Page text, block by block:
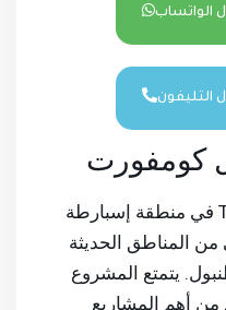
الواتساب
التليفون
كومفورت
يتواجد مشروع Tual Comfort في منطقة إسبارطة
من المناطق الحديثة
يتمتع المشروع
من أهم المشاريع